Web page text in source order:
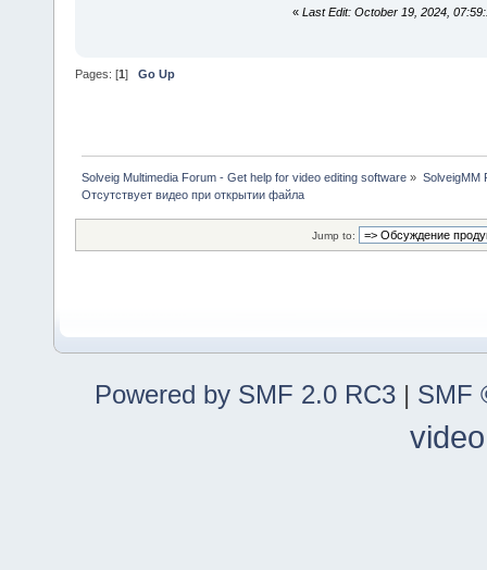
« Last Edit: October 19, 2024,
Pages: [1 ] Go Up
Solveig Multimedia Forum - Get help for video editing software » SolveigMM
Отсутствует видео при открытии файла
Jump to:
Powered by SMF 2.0 RC3 | SMF